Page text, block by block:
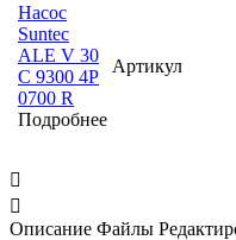
Насос
Suntec
ALE V 30
C 9300 4P
0700 R
Подробнее
Артикул


Описание Файлы